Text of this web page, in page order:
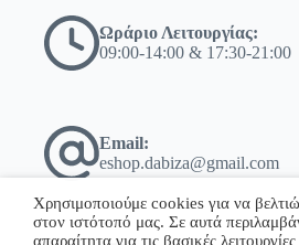
Ωράριο Λειτουργίας:
09:00-14:00 & 17:30-21:00
Email:
eshop.dabiza@gmail.com
Χρησιμοποιούμε cookies για να
στον ιστότοπό μας. Σε αυτά
απαραίτητα για τις βασικές